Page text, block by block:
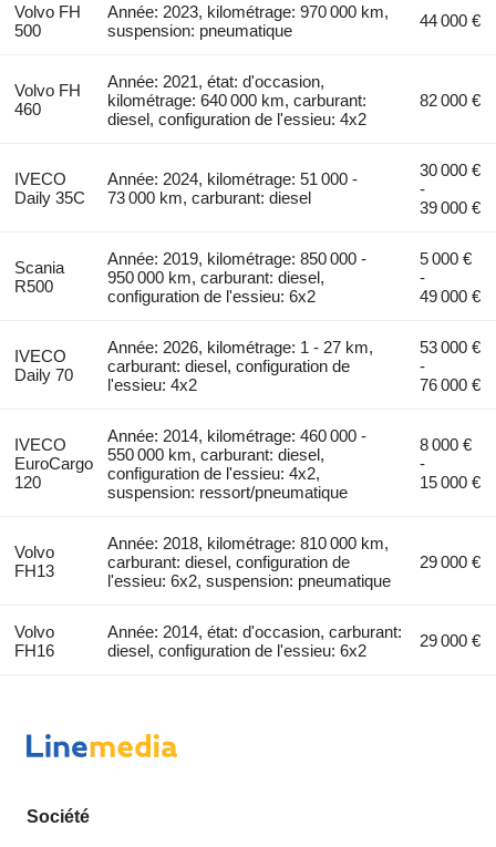
Volvo FH
500
Année: 2023, kilométrage: 970 000 km,
suspension: pneumatique
44 000 €
Volvo FH
460
Année: 2021, état: d'occasion,
kilométrage: 640 000 km, carburant:
diesel, configuration de l'essieu: 4x2
82 000 €
IVECO
Daily 35C
Année: 2024, kilométrage: 51 000 -
73 000 km, carburant: diesel
30 000 €
-
39 000 €
Scania
R500
Année: 2019, kilométrage: 850 000 -
950 000 km, carburant: diesel,
configuration de l'essieu: 6x2
5 000 €
-
49 000 €
IVECO
Daily 70
Année: 2026, kilométrage: 1 - 27 km,
carburant: diesel, configuration de
l'essieu: 4x2
53 000 €
-
76 000 €
IVECO
EuroCargo
120
Année: 2014, kilométrage: 460 000 -
550 000 km, carburant: diesel,
configuration de l'essieu: 4x2,
suspension: ressort/pneumatique
8 000 €
-
15 000 €
Volvo
FH13
Année: 2018, kilométrage: 810 000 km,
carburant: diesel, configuration de
l'essieu: 6x2, suspension: pneumatique
29 000 €
Volvo
FH16
Année: 2014, état: d'occasion, carburant:
diesel, configuration de l'essieu: 6x2
29 000 €
Société